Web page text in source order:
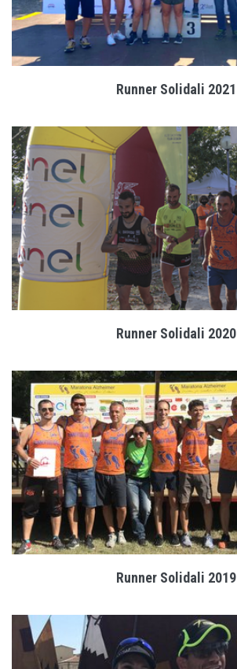
Runner Solidali 2021
Runner Solidali 2020
Runner Solidali 2019